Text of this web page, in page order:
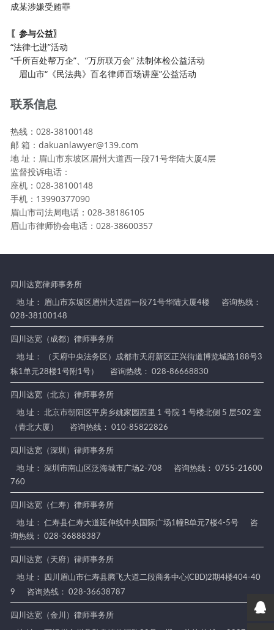
成某涉嫌受贿罪
〖参与公益〗
“法律七进”活动
“千所百处帮万企”、“万所联万会” 法制体检公益活动
眉山市“《民法典》百名律师百场讲座”公益活动
联系信息
热线：028-38100148
邮 箱：dakuanlawyer@139.com
地 址：眉山市东坡区眉州大道西一段71号华陆大厦4层
监督投诉电话：
座机：028-38100148
手机：13990377090
眉山市司法局电话：028-38186105
眉山市律师协会电话：028-38600357
四川达宽律师事务所
地 址： 眉山市东坡区眉州大道西一段71号华陆大厦4楼
咨询热线：
028-38100148
四川达宽（成都）律师事务所
地 址： （天府中央法务区）成都市天府新区正兴街道博览城路188号3
栋1单元28楼1号附1号）
咨询热线： 028-86668830
四川达宽（北京）律师事务所
地 址： 北京市朝阳区平房乡姚家园西里 1 号院 1 号楼北侧 5 层502 室
（青北大厦）
咨询热线： 010-85822826
四川达宽（深圳）律师事务所
地 址： 深圳市南山区泛海城市广场2-708
咨询热线： 0755-21600
760
四川达宽（仁寿）律师事务所
地 址： 仁寿县仁寿大道延伸线中央国际广场1幢B单元7楼4-5号
咨
询热线： 028-36888387
四川达宽（天府）律师事务所
地 址： 四川眉山市仁寿县腾飞大道二段商务中心(CBD)2期4楼404-40
9
咨询热线： 028-36638787
四川达宽（金川）律师事务所